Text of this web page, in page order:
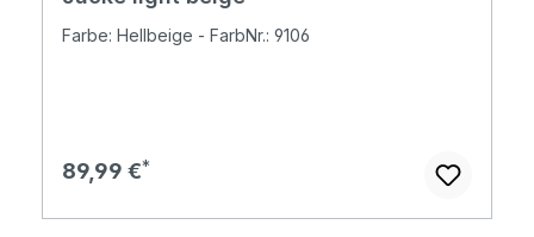
Farbe: Hellbeige - FarbNr.: 9106
Regulärer Preis:
89,99 €